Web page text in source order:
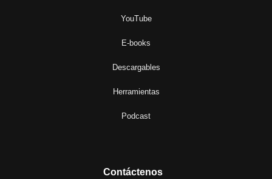
YouTube
E-books
Descargables
Herramientas
Podcast
Contáctenos